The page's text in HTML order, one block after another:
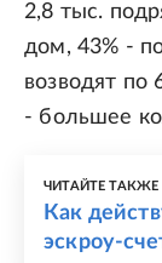
2,8 тыс.
дом, 43% -
возводят по
- большее
ЧИТАЙТЕ ТАКЖЕ
Как
эскроу-